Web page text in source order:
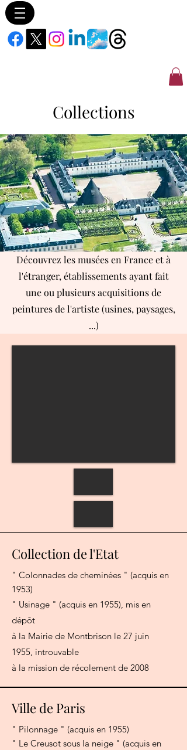
Collections
Découvrez les musées en France et à
l'étranger, établissements ayant fait
une ou plusieurs acquisitions de
peintures de l'artiste (usines, paysages,
...)
Collection de l'Etat
" Colonnades de cheminées " (acquis en
1953)
" Usinage " (acquis en 1955), mis en
dépôt
à la Mairie de Montbrison le 27 juin
1955, introuvable
à la mission de récolement de 2008
Ville de Paris
" Pilonnage " (acquis en 1955)
" Le Creusot sous la neige " (acquis en